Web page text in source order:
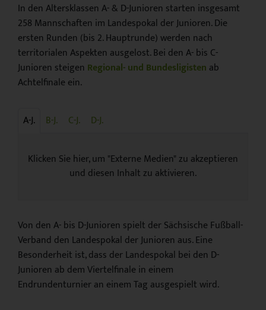
In den Altersklassen A- & D-Junioren starten insgesamt
258 Mannschaften im Landespokal der Junioren. Die
ersten Runden (bis 2. Hauptrunde) werden nach
territorialen Aspekten ausgelost. Bei den A- bis C-
Junioren steigen Regional- und Bundesligisten ab
Achtelfinale ein.
A-J. B-J. C-J. D-J.
Klicken Sie hier, um "Externe Medien" zu akzeptieren
und diesen Inhalt zu aktivieren.
Von den A- bis D-Junioren spielt der Sächsische Fußball-
Verband den Landespokal der Junioren aus. Eine
Besonderheit ist, dass der Landespokal bei den D-
Junioren ab dem Viertelfinale in einem
Endrundenturnier an einem Tag ausgespielt wird.